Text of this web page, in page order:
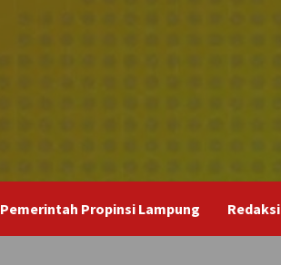
Pemerintah Propinsi Lampung Redaksi